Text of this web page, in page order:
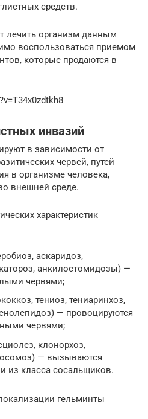
средств.
лечить организм данным
воспользоваться приемом
которые продаются в
инвазий
в зависимости от
червей, путей
в организме человека,
внешней среде.
характеристик
аскаридоз,
анкилостомидозы) —
червями;
тениоз, тениаринхоз,
— провоцируются
червями;
клонорхоз,
— вызываются
из класса сосальщиков.
гельминты